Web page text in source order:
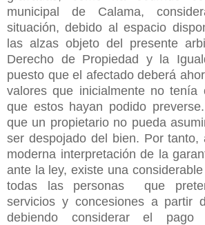
municipal de Calama,
situación, debido al espacio
las alzas objeto del presente
Derecho de Propiedad y la
puesto que el afectado deberá
valores que inicialmente no tenía
que estos hayan podido
que un propietario no pueda
ser despojado del bien. Por tanto,
moderna interpretación de la
ante la ley, existe una
todas las personas que
servicios y concesiones a partir
debiendo considerar el